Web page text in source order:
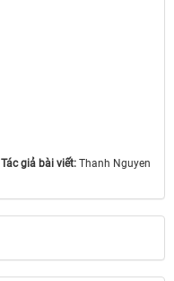
Tác giả bài viết: Thanh Nguyen